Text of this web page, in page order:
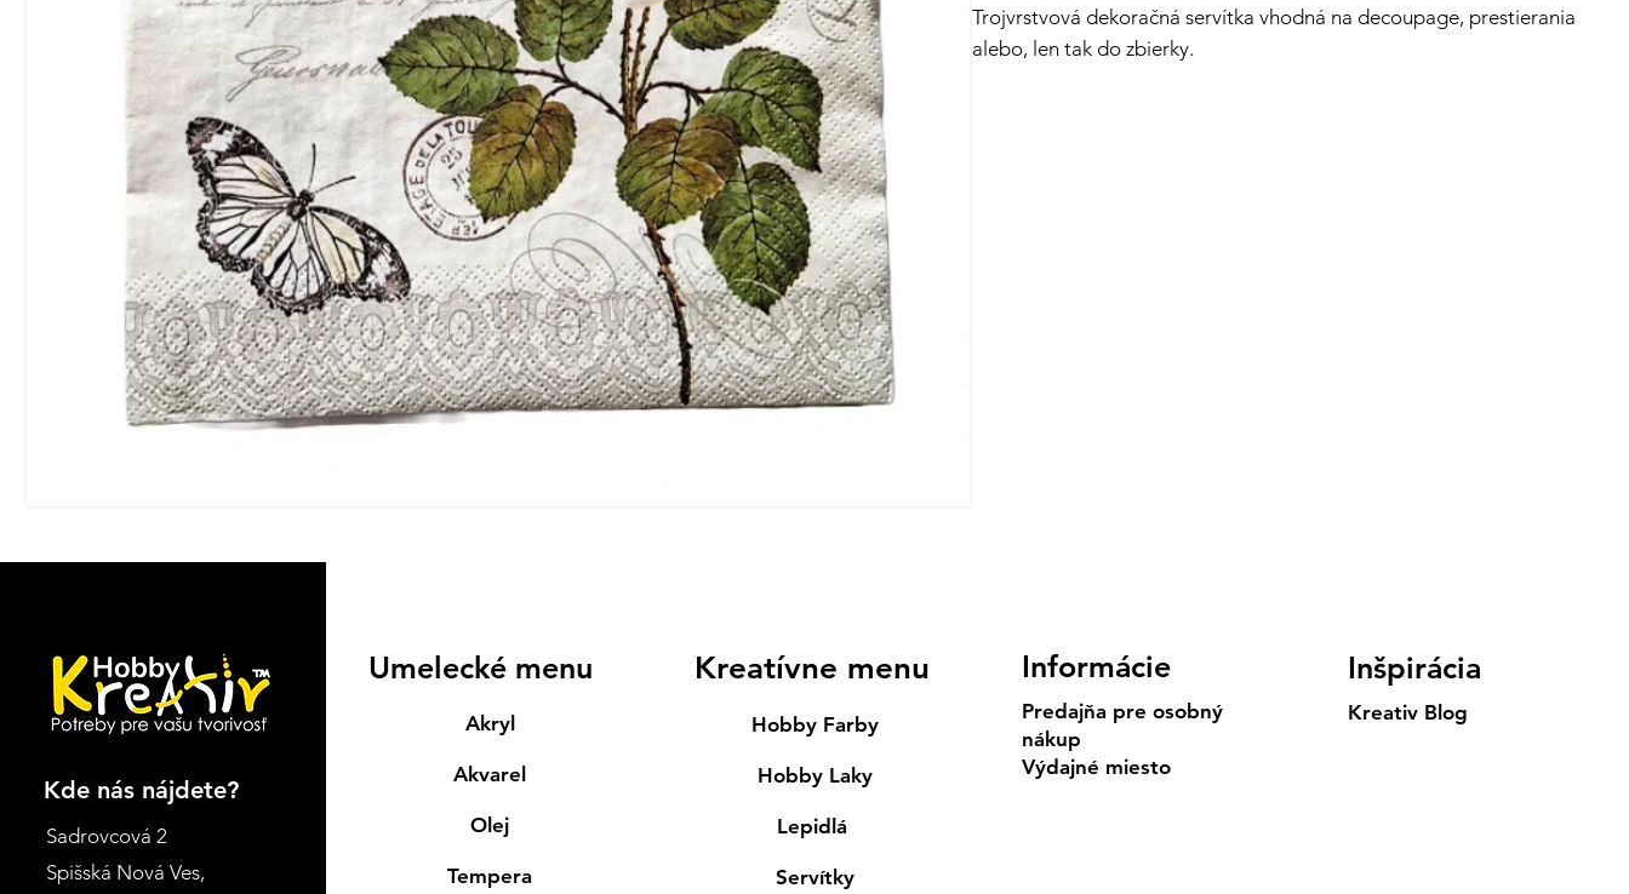
Trojvrstvová dekoračná servítka vhodná na decoupage, prestierania
alebo, len tak do zbierky.
Kde nás nájdete?
Sadrovcová 2
Spišská Nová Ves,
Umelecké menu
Akryl
Akvarel
Olej
Tempera
Kreatívne menu
Hobby Farby
Hobby Laky
Lepidlá
Servítky
Informácie
Predajňa pre osobný
nákup
Výdajné miesto
Inšpirácia
Kreativ Blog